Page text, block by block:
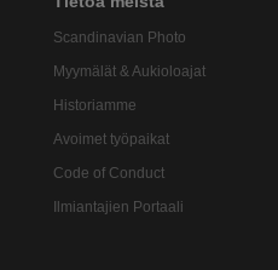
Scandinavian Photo
Myymälät & Aukioloajat
Historiamme
Avoimet työpaikat
Code of Conduct
Ilmiantajien Portaali